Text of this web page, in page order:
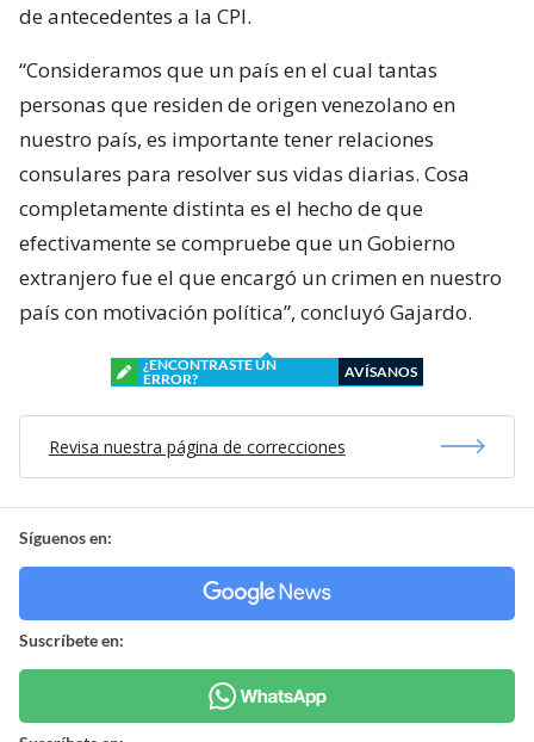
de antecedentes a la CPI.
“Consideramos que un país en el cual tantas
personas que residen de origen venezolano en
nuestro país, es importante tener relaciones
consulares para resolver sus vidas diarias. Cosa
completamente distinta es el hecho de que
efectivamente se compruebe que un Gobierno
extranjero fue el que encargó un crimen en nuestro
país con motivación política”, concluyó Gajardo.
¿ENCONTRASTE UN
ERROR?
AVÍSANOS
Revisa nuestra página de correcciones
Síguenos en:
Suscríbete en: